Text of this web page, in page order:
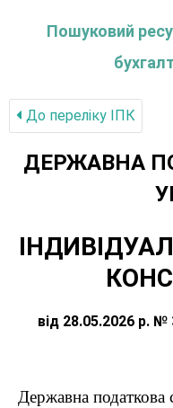
Пошуковий
До переліку IПК
ДЕРЖАВНА
від 28.05.2026 р.
Державна податкова